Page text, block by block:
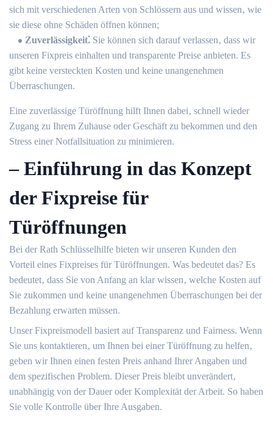
sich mit verschiedenen Arten von Schlössern aus und wissen‚ wie
sie diese ohne Schäden öffnen können;
Zuverlässigkeit⁚ Sie können sich darauf verlassen‚ dass wir
unseren Fixpreis einhalten und transparente Preise anbieten. Es
gibt keine versteckten Kosten und keine unangenehmen
Überraschungen.
Eine zuverlässige Türöffnung hilft Ihnen dabei‚ schnell wieder
Zugang zu Ihrem Zuhause oder Geschäft zu bekommen und den
Stress einer Notfallsituation zu minimieren.
– Einführung in das Konzept
der Fixpreise für
Türöffnungen
Bei der Rath Schlüsselhilfe bieten wir unseren Kunden den
Vorteil eines Fixpreises für Türöffnungen.​ Was bedeutet das?​ Es
bedeutet‚ dass Sie von Anfang an klar wissen‚ welche Kosten auf
Sie zukommen und keine unangenehmen Überraschungen bei der
Bezahlung erwarten müssen.​
Unser Fixpreismodell basiert auf Transparenz und Fairness. Wenn
Sie uns kontaktieren‚ um Ihnen bei einer Türöffnung zu helfen‚
geben wir Ihnen einen festen Preis anhand Ihrer Angaben und
dem spezifischen Problem.​ Dieser Preis bleibt unverändert‚
unabhängig von der Dauer oder Komplexität der Arbeit. So haben
Sie volle Kontrolle über Ihre Ausgaben.​